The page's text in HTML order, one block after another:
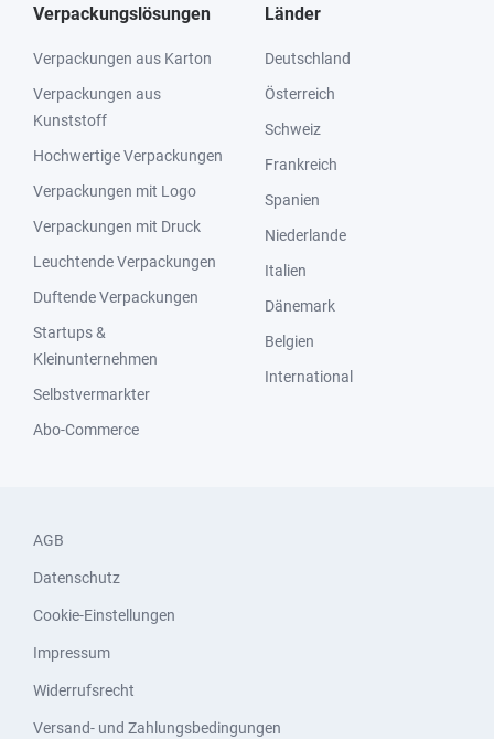
Verpackungslösungen
Verpackungen aus Karton
Verpackungen aus
Kunststoff
Hochwertige Verpackungen
Verpackungen mit Logo
Verpackungen mit Druck
Leuchtende Verpackungen
Duftende Verpackungen
Startups &
Kleinunternehmen
Selbstvermarkter
Abo-Commerce
Länder
Deutschland
Österreich
Schweiz
Frankreich
Spanien
Niederlande
Italien
Dänemark
Belgien
International
AGB
Datenschutz
Cookie-Einstellungen
Impressum
Widerrufsrecht
Versand- und Zahlungsbedingungen